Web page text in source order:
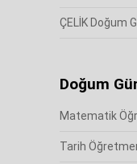
ÇELİK Doğum
Doğum
Matematik
Tarih